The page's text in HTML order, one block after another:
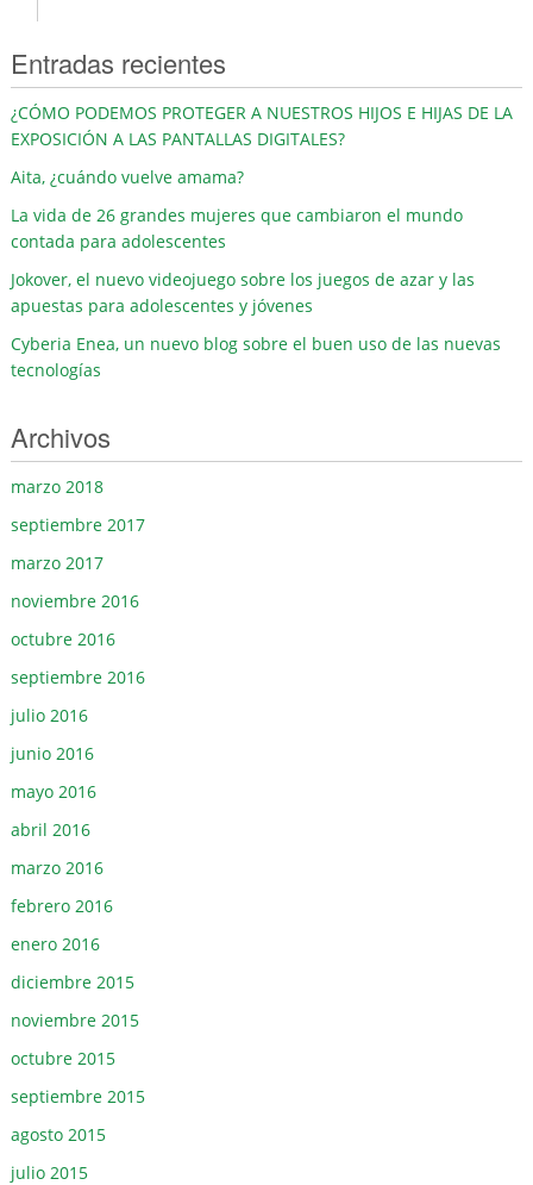
Entradas recientes
¿CÓMO PODEMOS PROTEGER A NUESTROS HIJOS E HIJAS DE LA
EXPOSICIÓN A LAS PANTALLAS DIGITALES?
Aita, ¿cuándo vuelve amama?
La vida de 26 grandes mujeres que cambiaron el mundo
contada para adolescentes
Jokover, el nuevo videojuego sobre los juegos de azar y las
apuestas para adolescentes y jóvenes
Cyberia Enea, un nuevo blog sobre el buen uso de las nuevas
tecnologías
Archivos
marzo 2018
septiembre 2017
marzo 2017
noviembre 2016
octubre 2016
septiembre 2016
julio 2016
junio 2016
mayo 2016
abril 2016
marzo 2016
febrero 2016
enero 2016
diciembre 2015
noviembre 2015
octubre 2015
septiembre 2015
agosto 2015
julio 2015